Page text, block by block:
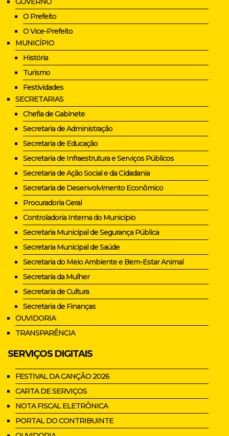
O Prefeito
O Vice-Prefeito
MUNICÍPIO
História
Turismo
Festividades
SECRETARIAS
Chefia de Gabinete
Secretaria de Administração
Secretaria de Educação
Secretaria de Infraestrutura e Serviços Públicos
Secretaria de Ação Social e da Cidadania
Secretaria de Desenvolvimento Econômico
Procuradoria Geral
Controladoria Interna do Município
Secretaria Municipal de Segurança Pública
Secretaria Municipal de Saúde
Secretaria do Meio Ambiente e Bem-Estar Animal
Secretaria da Mulher
Secretaria de Cultura
Secretaria de Finanças
OUVIDORIA
TRANSPARÊNCIA
SERVIÇOS DIGITAIS
FESTIVAL DA CANÇÃO 2026
CARTA DE SERVIÇOS
NOTA FISCAL ELETRÔNICA
PORTAL DO CONTRIBUINTE